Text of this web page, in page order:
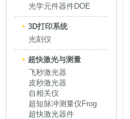
光学元件器件DOE
3D打印系统
光刻仪
超快激光与测量
飞秒激光器
皮秒激光器
自相关仪
超短脉冲测量仪Frog
超快激光器件